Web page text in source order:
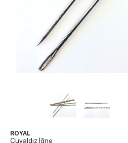
ROYAL
Çuvaldız İğne